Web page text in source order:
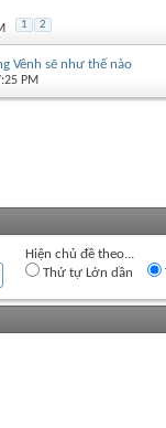
1 2
Vênh sẽ như thế nào
PM
Hiện chủ đề theo...
Thứ tự Lớn dần